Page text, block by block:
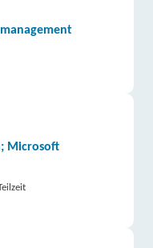
Microsoft